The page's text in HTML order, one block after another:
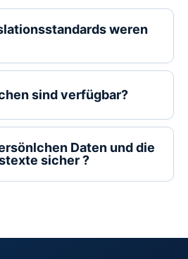
weren
sind verfügbar?
Daten und die
sicher ?